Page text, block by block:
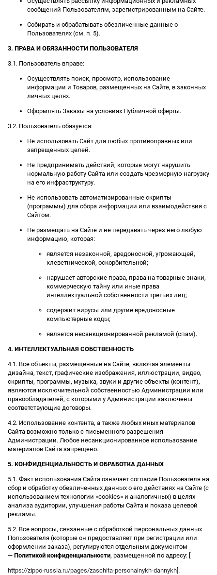
сообщений Пользователям, зарегистрированным на Сайте.
Собирать и обрабатывать обезличенные данные о
Пользователях (см. п. 5).
3. ПРАВА И ОБЯЗАННОСТИ ПОЛЬЗОВАТЕЛЯ
3.1. Пользователь вправе:
Осуществлять поиск, просмотр, использование
информации и Товаров, размещенных на Сайте, в законных
личных целях.
Оформлять Заказы на условиях Публичной оферты.
3.2. Пользователь обязуется:
Не использовать Сайт для любых противоправных или
запрещенных целей.
Не предпринимать действий, которые могут нарушить
нормальную работу Сайта или создать чрезмерную нагрузку
на его инфраструктуру.
Не использовать автоматизированные скрипты
(программы) для сбора информации или взаимодействия с
Сайтом.
Не размещать на Сайте и не передавать через него любую
информацию, которая:
является незаконной, вредоносной, угрожающей,
клеветнической, оскорбительной;
нарушает авторские права, права на товарные знаки,
коммерческую тайну или иные права
интеллектуальной собственности третьих лиц;
содержит вирусы или другие вредоносные
компьютерные коды;
является несанкционированной рекламой (спам).
4. ИНТЕЛЛЕКТУАЛЬНАЯ СОБСТВЕННОСТЬ
4.1. Все объекты, размещенные на Сайте, включая элементы
дизайна, текст, графические изображения, иллюстрации, видео,
скрипты, программы, музыка, звуки и другие объекты (контент),
являются исключительной собственностью Администрации или
правообладателей, с которыми у Администрации заключены
соответствующие договоры.
4.2. Использование контента, а также любых иных материалов
Сайта возможно только с письменного разрешения
Администрации. Любое несанкционированное использование
материалов Сайта запрещено.
5. КОНФИДЕНЦИАЛЬНОСТЬ И ОБРАБОТКА ДАННЫХ
5.1. Факт использования Сайта означает согласие Пользователя на
сбор и обработку обезличенных данных о его действиях на Сайте (с
использованием технологии «cookies» и аналогичных) в целях
анализа аудитории, улучшения работы Сайта и показа целевой
рекламы.
5.2. Все вопросы, связанные с обработкой персональных данных
Пользователя (которые он предоставляет при регистрации или
оформлении заказа), регулируются отдельным документом
— Политикой конфиденциальности, размещенной по адресу: [
https://zippo-russia.ru/pages/zaschita-personalnykh-dannykh ].